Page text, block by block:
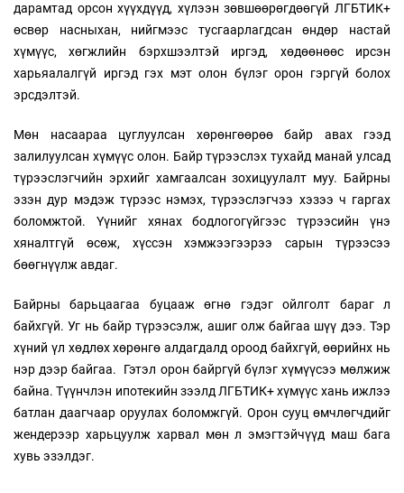
дарамтад орсон хүүхдүүд, хүлээн зөвшөөрөгдөөгүй ЛГБТИК+
өсвөр насныхан, нийгмээс тусгаарлагдсан өндөр настай
хүмүүс, хөгжлийн бэрхшээлтэй иргэд, хөдөөнөөс ирсэн
харьяалалгүй иргэд гэх мэт олон бүлэг орон гэргүй болох
эрсдэлтэй.
Мөн насаараа цуглуулсан хөрөнгөөрөө байр авах гээд
залилуулсан хүмүүс олон. Байр түрээслэх тухайд манай улсад
түрээслэгчийн эрхийг хамгаалсан зохицуулалт муу. Байрны
эзэн дур мэдэж түрээс нэмэх, түрээслэгчээ хэзээ ч гаргах
боломжтой. Үүнийг хянах бодлогогүйгээс түрээсийн үнэ
хяналтгүй өсөж, хүссэн хэмжээгээрээ сарын түрээсээ
бөөгнүүлж авдаг.
Байрны барьцаагаа буцааж өгнө гэдэг ойлголт бараг л
байхгүй. Уг нь байр түрээсэлж, ашиг олж байгаа шүү дээ. Тэр
хүний үл хөдлөх хөрөнгө алдагдалд ороод байхгүй, өөрийнх нь
нэр дээр байгаа. Гэтэл орон байргүй бүлэг хүмүүсээ мөлжиж
байна. Түүнчлэн ипотекийн зээлд ЛГБТИК+ хүмүүс хань ижлээ
батлан даагчаар оруулах боломжгүй. Орон сууц өмчлөгчдийг
жендерээр харьцуулж харвал мөн л эмэгтэйчүүд маш бага
хувь эзэлдэг.